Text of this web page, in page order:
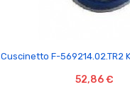

Cuscinetto F-569214.02.TR2
52,86 €